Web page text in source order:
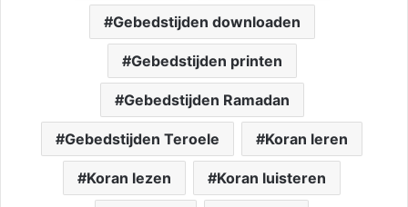
Gebedstijden downloaden
Gebedstijden printen
Gebedstijden Ramadan
Gebedstijden Teroele Koran leren
Koran lezen Koran luisteren